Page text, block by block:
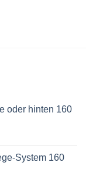
oder hinten 160
System 160